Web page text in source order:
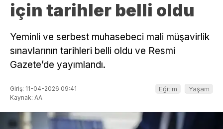
için tarihler belli oldu
Yeminli ve serbest muhasebeci mali müşavirlik
sınavlarının tarihleri belli oldu ve Resmi
Gazete’de yayımlandı.
Giriş: 11-04-2026 09:41
Kaynak: AA
Eğitim Yaşam